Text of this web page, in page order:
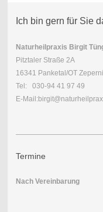
Ich bin gern für Sie
Naturheilpraxis Birgit
Pitztaler Straße 2A
16341 Panketal/OT
Tel: 030-94 41 97 49
E-
Termine
Nach Vereinbarung